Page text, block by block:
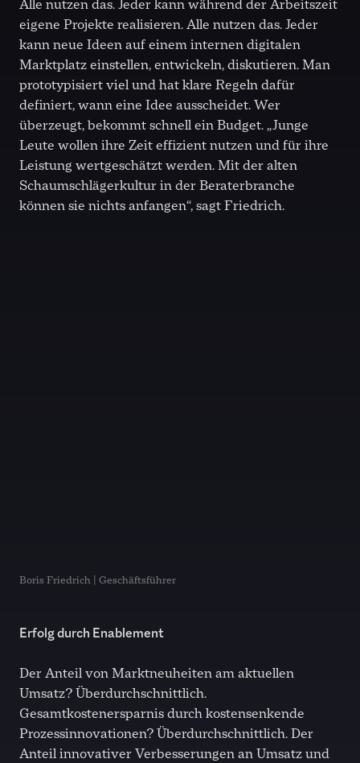
Alle nutzen das. Jeder kann während der Arbeitszeit
eigene Projekte realisieren. Alle nutzen das. Jeder
kann neue Ideen auf einem internen digitalen
Marktplatz einstellen, entwickeln, diskutieren. Man
prototypisiert viel und hat klare Regeln dafür
definiert, wann eine Idee ausscheidet. Wer
überzeugt, bekommt schnell ein Budget. „Junge
Leute wollen ihre Zeit effizient nutzen und für ihre
Leistung wertgeschätzt werden. Mit der alten
Schaumschlägerkultur in der Beraterbranche
können sie nichts anfangen“, sagt Friedrich.
Boris Friedrich | Geschäftsführer
Erfolg durch Enablement
Der Anteil von Marktneuheiten am aktuellen
Umsatz? Überdurchschnittlich.
Gesamtkostenersparnis durch kostensenkende
Prozessinnovationen? Überdurchschnittlich. Der
Anteil innovativer Verbesserungen an Umsatz und